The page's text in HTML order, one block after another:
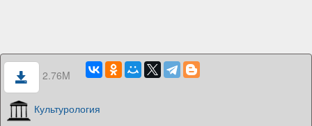
2.76M
Культурология